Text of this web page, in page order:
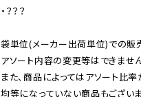
・？？？
袋単位(メーカー出荷単位)での販
アソート内容の変更等はできません
また、商品によってはアソート比率
均等になっていない商品もございま